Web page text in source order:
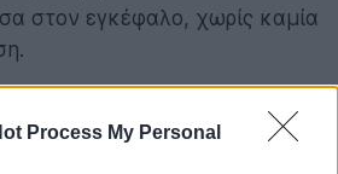
Process My Personal
στον εγκέφαλο, χωρίς καμία
για την συνειδητή